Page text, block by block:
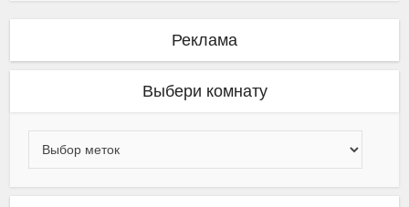
Реклама
Выбери комнату